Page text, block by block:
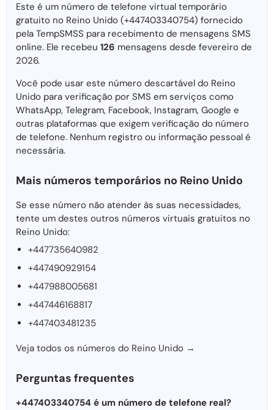
Este é um número de telefone virtual temporário
gratuito no Reino Unido (+447403340754) fornecido
pela TempSMSS para recebimento de mensagens SMS
online. Ele recebeu 126 mensagens desde fevereiro de
2026.
Você pode usar este número descartável do Reino
Unido para verificação por SMS em serviços como
WhatsApp, Telegram, Facebook, Instagram, Google e
outras plataformas que exigem verificação do número
de telefone. Nenhum registro ou informação pessoal é
necessária.
Mais números temporários no Reino Unido
Se esse número não atender às suas necessidades,
tente um destes outros números virtuais gratuitos no
Reino Unido:
+447735640982
+447490929154
+447988005681
+447446168817
+447403481235
Veja todos os números do Reino Unido →
Perguntas frequentes
+447403340754 é um número de telefone real?